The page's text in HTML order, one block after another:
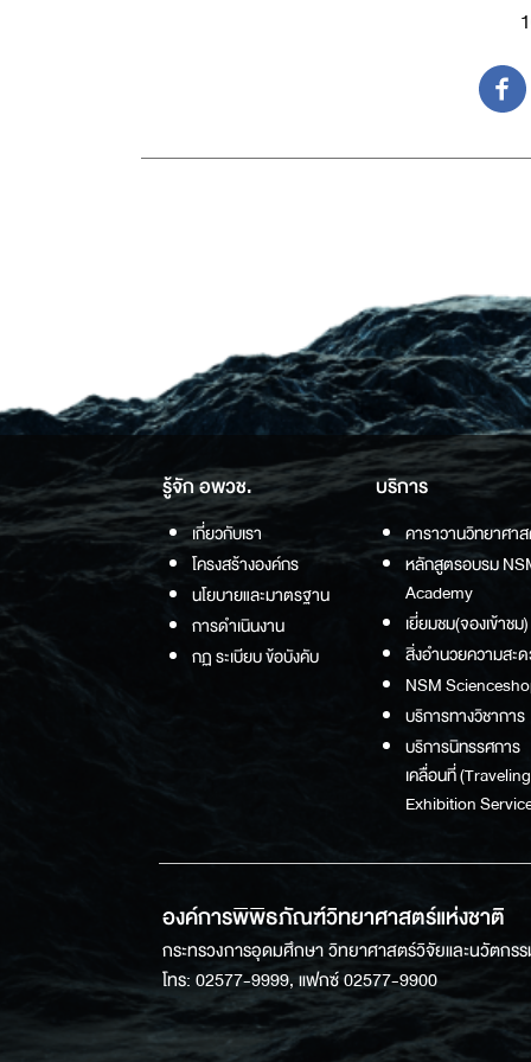
รู้จัก อพวช.
เกี่ยวกับเรา
โครงสร้างองค์กร
นโยบายและมาตรฐาน
การดำเนินงาน
กฏ ระเบียบ ข้อบังคับ
บริการ
คาราวานวิทยาศา
หลักสูตรอบรม
Academy
เยี่ยมชม(จองเข้าชม)
สิ่งอำนวยความสะ
NSM
บริการทางวิชาการ
บริการนิทรรศการ
เคลื่อนที่ (Traveling
Exhibition
องค์การพิพิธภัณฑ์วิทยาศาสตร์แห่งชาติ
กระทรวงการอุดมศึกษา วิทยาศาสตร์วิจัยและนวัตก
โทร: 02577-9999, แฟกซ์ 02577-9900